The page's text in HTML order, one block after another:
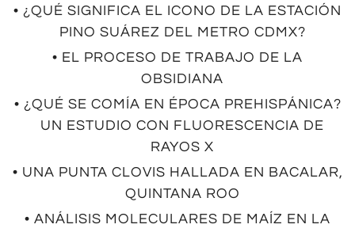
• ¿QUÉ SIGNIFICA EL ICONO DE LA ESTACIÓN
PINO SUÁREZ DEL METRO CDMX?
• EL PROCESO DE TRABAJO DE LA
OBSIDIANA
• ¿QUÉ SE COMÍA EN ÉPOCA PREHISPÁNICA?
UN ESTUDIO CON FLUORESCENCIA DE
RAYOS X
• UNA PUNTA CLOVIS HALLADA EN BACALAR,
QUINTANA ROO
• ANÁLISIS MOLECULARES DE MAÍZ EN LA